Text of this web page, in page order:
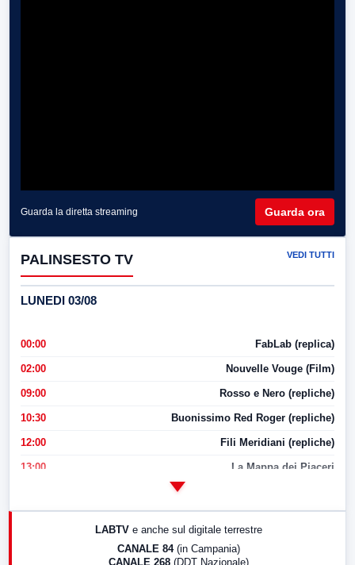
Guarda la diretta streaming Guarda ora
PALINSESTO TV VEDI TUTTI
LUNEDI 03/08
00:00 FabLab (replica)
02:00 Nouvelle Vouge (Film)
09:00 Rosso e Nero (repliche)
10:30 Buonissimo Red Roger (repliche)
12:00 Fili Meridiani (repliche)
13:00 La Mappa dei Piaceri
LABTV e anche sul digitale terrestre
CANALE 84 (in Campania)
CANALE 268 (DDT Nazionale)